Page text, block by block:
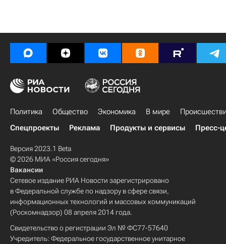
Политика Общество Экономика В мире
Спецпроекты
Реклама Продукты и сервисы Пресс-
Версия 2023.1 Beta
© 2026 МИА «Россия сегодня»
Вакансии
Сетевое издание РИА Новости зарегистрировано
в Федеральной службе по надзору в сфере связи,
информационных технологий и массовых коммуникаций
(Роскомнадзор) 08 апреля 2014 года.
Свидетельство о регистрации Эл № ФС77-57640
Учредитель: Федеральное государственное унитарное